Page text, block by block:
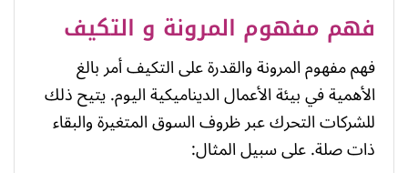
فهم مفهوم المرونة و التكيف
فهم مفهوم المرونة والقدرة على التكيف أمر بالغ
الأهمية في بيئة الأعمال الديناميكية اليوم. يتيح ذلك
للشركات التحرك عبر ظروف السوق المتغيرة والبقاء
ذات صلة. على سبيل المثال: